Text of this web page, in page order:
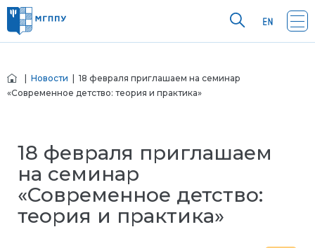
Новости | 18 февраля приглашаем на семинар
«Современное детство: теория и практика»
18 февраля приглашаем
на семинар
«Современное детство:
теория и практика»